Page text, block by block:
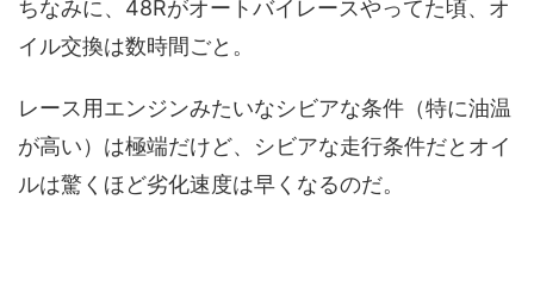
ちなみに、48Rがオートバイレースやってた頃、オ
イル交換は数時間ごと。
レース用エンジンみたいなシビアな条件（特に油温
が高い）は極端だけど、シビアな走行条件だとオイ
ルは驚くほど劣化速度は早くなるのだ。